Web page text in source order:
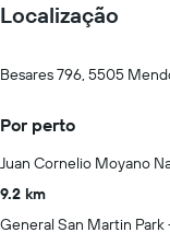
Localização
Besares 796, 5505
Por perto
Juan Cornelio Moyano
9.2 km
General San Martin Park